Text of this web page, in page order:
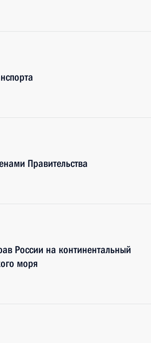
Правительства
России на континентальный
моря